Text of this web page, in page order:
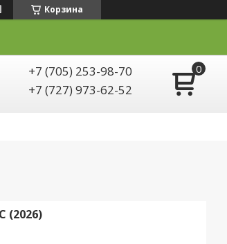
Корзина
+7 (705) 253-98-70
+7 (727) 973-62-52
(2026)